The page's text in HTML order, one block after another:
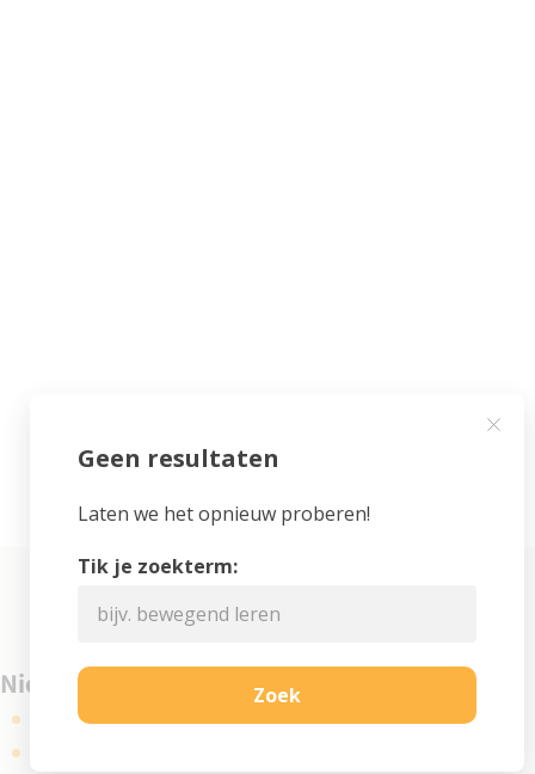
Niet gevonden wat je zocht?
Kijk eens bij de veelgestelde vragen